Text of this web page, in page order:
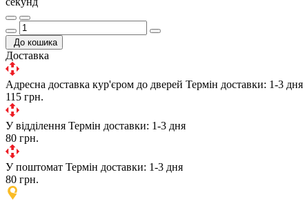
До кошика
Доставка
Адресна доставка кур'єром до дверей Термін доставки: 1-3 дня
115 грн.
У відділення Термін доставки: 1-3 дня
80 грн.
У поштомат Термін доставки: 1-3 дня
80 грн.